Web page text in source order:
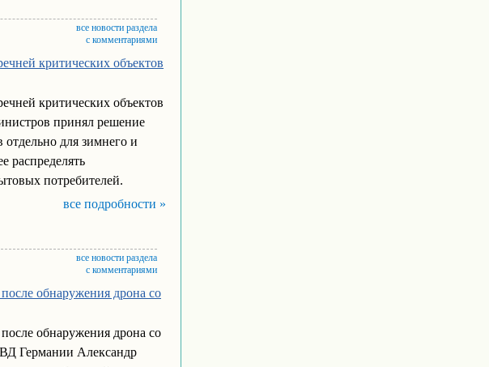
все новости раздела
с комментариями
критических объектов
критических объектов
принял решение
для зимнего и
распределять
потребителей.
все подробности »
все новости раздела
с комментариями
обнаружения дрона со
обнаружения дрона со
Германии Александр